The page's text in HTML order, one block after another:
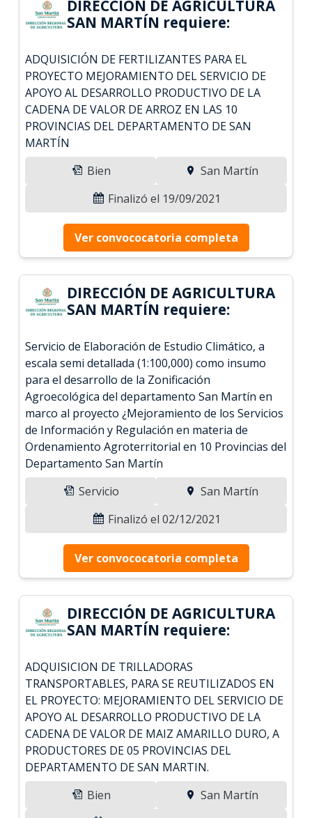
DIRECCIÓN DE AGRICULTURA
SAN MARTÍN requiere:
ADQUISICIÓN DE FERTILIZANTES PARA EL
PROYECTO MEJORAMIENTO DEL SERVICIO DE
APOYO AL DESARROLLO PRODUCTIVO DE LA
CADENA DE VALOR DE ARROZ EN LAS 10
PROVINCIAS DEL DEPARTAMENTO DE SAN
MARTÍN
Bien
San Martín
Finalizó el 19/09/2021
Ver convococatoria completa
DIRECCIÓN DE AGRICULTURA
SAN MARTÍN requiere:
Servicio de Elaboración de Estudio Climático, a
escala semi detallada (1:100,000) como insumo
para el desarrollo de la Zonificación
Agroecológica del departamento San Martín en
marco al proyecto ¿Mejoramiento de los Servicios
de Información y Regulación en materia de
Ordenamiento Agroterritorial en 10 Provincias del
Departamento San Martín
Servicio
San Martín
Finalizó el 02/12/2021
Ver convococatoria completa
DIRECCIÓN DE AGRICULTURA
SAN MARTÍN requiere:
ADQUISICION DE TRILLADORAS
TRANSPORTABLES, PARA SE REUTILIZADOS EN
EL PROYECTO: MEJORAMIENTO DEL SERVICIO DE
APOYO AL DESARROLLO PRODUCTIVO DE LA
CADENA DE VALOR DE MAIZ AMARILLO DURO, A
PRODUCTORES DE 05 PROVINCIAS DEL
DEPARTAMENTO DE SAN MARTIN.
Bien
San Martín